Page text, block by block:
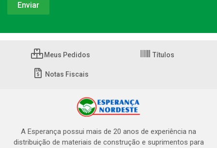
Meus Pedidos Títulos
Notas Fiscais
A Esperança possui mais de 20 anos de experiência na
distribuição de materiais de construção e suprimentos para